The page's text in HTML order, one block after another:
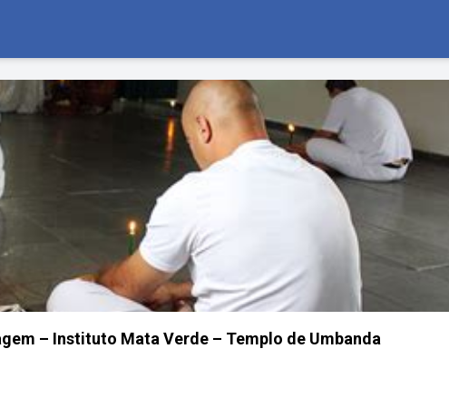
– Instituto Mata Verde – Templo de Umbanda